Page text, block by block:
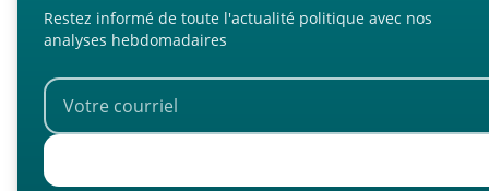
Restez informé de toute l'actualité politique avec nos
analyses hebdomadaires